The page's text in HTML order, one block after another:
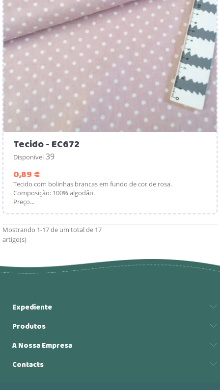
Tecido - EC672
Disponível 39
0,89 €
Tecido com bolinhas brancas em fundo de cor de rosa.
Composição: 100% algodão.
Preço...
Mostrando 1-17 de um total de 17
artigo(s)
Expediente
Produtos
A Nossa Empresa
Contacts